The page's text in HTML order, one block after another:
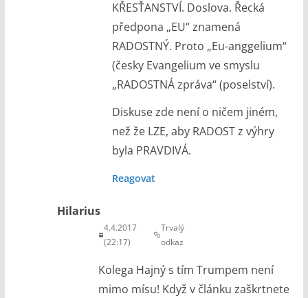
KŘESŤANSTVÍ. Doslova. Řecká
předpona „EU“ znamená
RADOSTNÝ. Proto „Eu-anggelium“
(česky Evangelium ve smyslu
„RADOSTNÁ zpráva“ (poselství).
Diskuse zde není o ničem jiném,
než že LZE, aby RADOST z výhry
byla PRAVDIVÁ.
Reagovat
Hilarius
4.4.2017
(22:17)
Trvalý
odkaz
Kolega Hajný s tím Trumpem není
mimo mísu! Když v článku zaškrtnete